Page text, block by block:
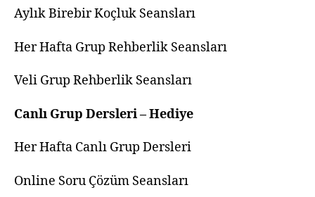
Aylık Birebir Koçluk Seansları
Her Hafta Grup Rehberlik Seansları
Veli Grup Rehberlik Seansları
Canlı Grup Dersleri – Hediye
Her Hafta Canlı Grup Dersleri
Online Soru Çözüm Seansları